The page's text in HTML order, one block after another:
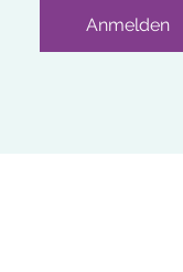
Anmelden